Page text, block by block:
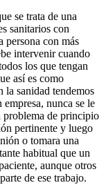
se trata de una
sanitarios con
persona con más
intervenir cuando
los que tengan
así es como
la sanidad tendemos
nunca se le
problema de principio
pertinente y luego
o tomara una
habitual que un
aunque otros
de ese trabajo.